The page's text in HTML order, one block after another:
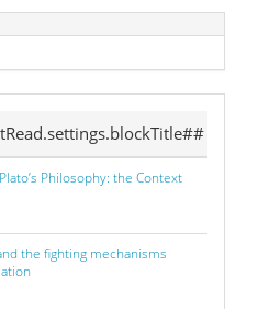
Philosophy: the Context
the fighting mechanisms